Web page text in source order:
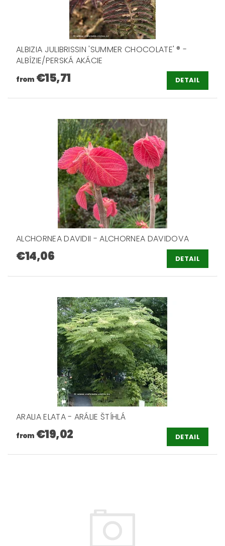
ALBIZIA JULIBRISSIN 'SUMMER CHOCOLATE' ® -
ALBÍZIE/PERSKÁ AKÁCIE
from €15,71 DETAIL
ALCHORNEA DAVIDII - ALCHORNEA DAVIDOVA
€14,06 DETAIL
ARALIA ELATA - ARÁLIE ŠTÍHLÁ
from €19,02 DETAIL